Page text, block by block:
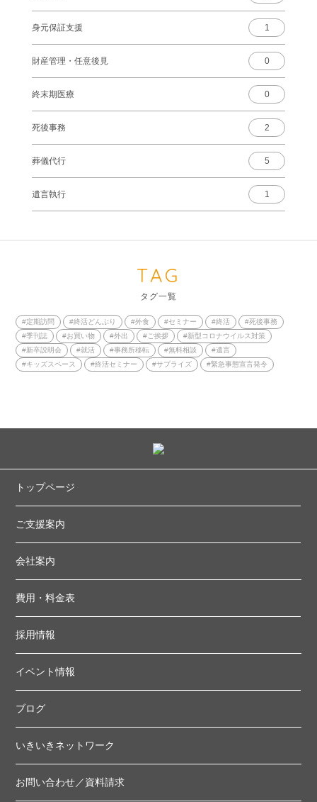
身元保証支援 1
財産管理・任意後見 0
終末期医療 0
死後事務 2
葬儀代行 5
遺言執行 1
TAG
タグ一覧
#定期訪問 #終活どんぶり #外食 #セミナー #終活
#死後事務
#季刊誌
#お買い物 #外出 #ご挨拶
#新型コロナウイルス対策
#新卒説明会
#就活 #事務所移転 #無料相談
#遺言
#キッズスペース
#終活セミナー #サプライズ #緊急事態宣言発令
トップページ
ご支援案内
会社案内
費用・料金表
採用情報
イベント情報
ブログ
いきいきネットワーク
お問い合わせ／資料請求